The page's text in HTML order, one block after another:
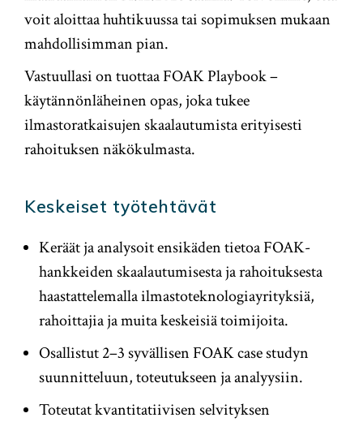
voit aloittaa huhtikuussa tai sopimuksen mukaan
mahdollisimman pian.
Vastuullasi on tuottaa FOAK Playbook –
käytännönläheinen opas, joka tukee
ilmastoratkaisujen skaalautumista erityisesti
rahoituksen näkökulmasta.
Keskeiset työtehtävät
Keräät ja analysoit ensikäden tietoa FOAK-
hankkeiden skaalautumisesta ja rahoituksesta
haastattelemalla ilmastoteknologiayrityksiä,
rahoittajia ja muita keskeisiä toimijoita.
Osallistut 2–3 syvällisen FOAK case studyn
suunnitteluun, toteutukseen ja analyysiin.
Toteutat kvantitatiivisen selvityksen